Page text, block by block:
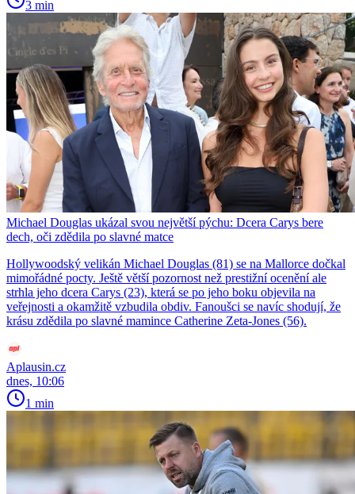
3 min
Michael Douglas ukázal svou největší pýchu: Dcera Carys bere
dech, oči zdědila po slavné matce
Hollywoodský velikán Michael Douglas (81) se na Mallorce dočkal
mimořádné pocty. Ještě větší pozornost než prestižní ocenění ale
strhla jeho dcera Carys (23), která se po jeho boku objevila na
veřejnosti a okamžitě vzbudila obdiv. Fanoušci se navíc shodují, že
krásu zdědila po slavné mamince Catherine Zeta-Jones (56).
Aplausin.cz
dnes, 10:06
1 min